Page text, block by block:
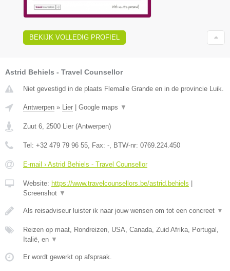
BEKIJK VOLLEDIG PROFIEL
Astrid Behiels - Travel Counsellor
Niet gevestigd in de plaats Flemalle Grande en in de provincie Luik.
Antwerpen » Lier Google maps ▼
Zuut 6 2500 Lier (Antwerpen)
Tel: +32 479 79 96 55 , Fax: - , BTW-nr: 0769.224.450
E-mail › Astrid Behiels - Travel Counsellor
Website: https://www.travelcounsellors.be/astrid.behiels
Screenshot ▼
Als reisadviseur luister ik naar jouw wensen om tot een concreet ▼
Reizen op maat, Rondreizen, USA, Canada, Zuid Afrika, Portugal,
Italië, en ▼
Er wordt gewerkt op afspraak.